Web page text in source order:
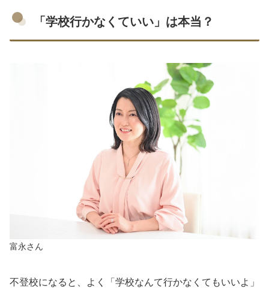
「学校行かなくていい」は本当？
富永さん
不登校になると、よく「学校なんて行かなくてもいいよ」